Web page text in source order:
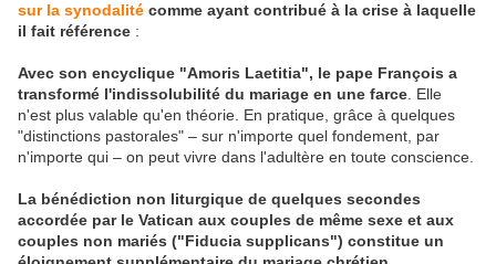
sur la synodalité comme ayant contribué à la crise à laquelle
il fait référence :
Avec son encyclique "Amoris Laetitia", le pape François a
transformé l'indissolubilité du mariage en une farce . Elle
n'est plus valable qu'en théorie. En pratique, grâce à quelques
"distinctions pastorales" – sur n'importe quel fondement, par
n'importe qui – on peut vivre dans l'adultère en toute conscience.
La bénédiction non liturgique de quelques secondes
accordée par le Vatican aux couples de même sexe et aux
couples non mariés ("Fiducia supplicans") constitue un